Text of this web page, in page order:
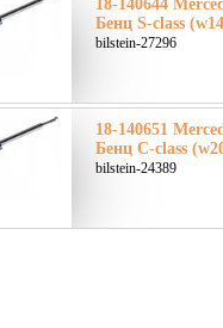
18-140644
Бенц S-class
bilstein-27296
18-140651
Бенц C-class
bilstein-24389